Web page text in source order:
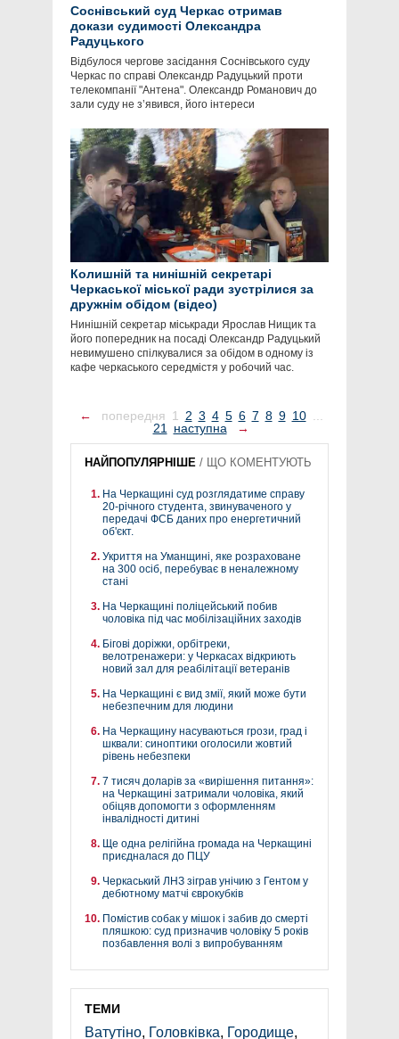
Соснівський суд Черкас отримав
докази судимості Олександра
Радуцького
Відбулося чергове засідання Соснівського суду
Черкас по справі Олександр Радуцький проти
телекомпанії "Антена". Олександр Романович до
зали суду не з’явився, його інтереси
Колишній та нинішній секретарі
Черкаської міської ради зустрілися за
дружнім обідом (відео)
Нинішній секретар міськради Ярослав Нищик та
його попередник на посаді Олександр Радуцький
невимушено спілкувалися за обідом в одному із
кафе черкаського середмістя у робочий час.
← попередня 1 2 3 4 5 6 7 8 9 10 ...
21 наступна →
НАЙПОПУЛЯРНІШЕ / ЩО КОМЕНТУЮТЬ
На Черкащині суд розглядатиме справу
20-річного студента, звинуваченого у
передачі ФСБ даних про енергетичний
об'єкт.
Укриття на Уманщині, яке розраховане
на 300 осіб, перебуває в неналежному
стані
На Черкащині поліцейський побив
чоловіка під час мобілізаційних заходів
Бігові доріжки, орбітреки,
велотренажери: у Черкасах відкриють
новий зал для реабілітації ветеранів
На Черкащині є вид змії, який може бути
небезпечним для людини
На Черкащину насуваються грози, град і
шквали: синоптики оголосили жовтий
рівень небезпеки
7 тисяч доларів за «вирішення питання»:
на Черкащині затримали чоловіка, який
обіцяв допомогти з оформленням
інвалідності дитині
Ще одна релігійна громада на Черкащині
приєдналася до ПЦУ
Черкаський ЛНЗ зіграв унічию з Гентом у
дебютному матчі єврокубків
Помістив собак у мішок і забив до смерті
пляшкою: суд призначив чоловіку 5 років
позбавлення волі з випробуванням
ТЕМИ
Ватутіно, Головківка, Городище,